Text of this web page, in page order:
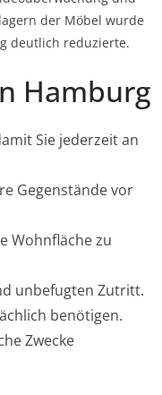
der Möbel wurde
deutlich reduzierte.
Hamburg
Sie jederzeit an
Gegenstände vor
Wohnfläche zu
unbefugten Zutritt.
benötigen.
Zwecke